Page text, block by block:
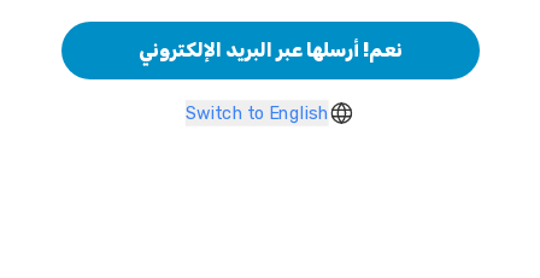
نعم! أرسلها عبر البريد الإلكتروني
Switch to English